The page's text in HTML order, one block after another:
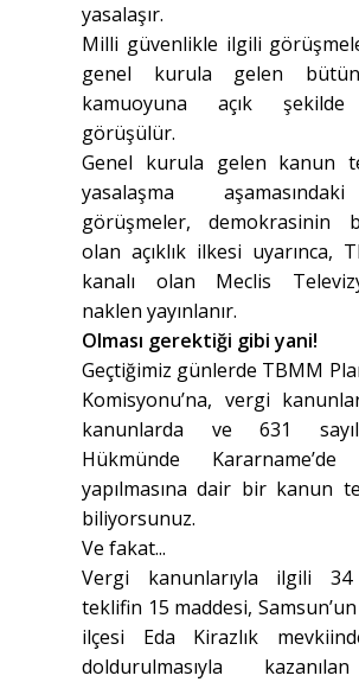
yasalaşır.
Milli güvenlikle ilgili
genel kurula gelen
kamuoyuna açık şekilde
görüşülür.
Genel kurula gelen kanun
yasalaşma
görüşmeler, demokrasinin
olan açıklık ilkesi uyarınca,
kanalı olan Meclis
naklen yayınlanır.
Olması gerektiği gibi yani!
Geçtiğimiz günlerde TBMM
Komisyonu’na, vergi
kanunlarda ve 631
Hükmünde Kararname’de
yapılmasına dair bir kanun
biliyorsunuz.
Ve fakat...
Vergi kanunlarıyla ilgili 34
teklifin 15 maddesi,
ilçesi Eda Kirazlık
doldurulmasıyla